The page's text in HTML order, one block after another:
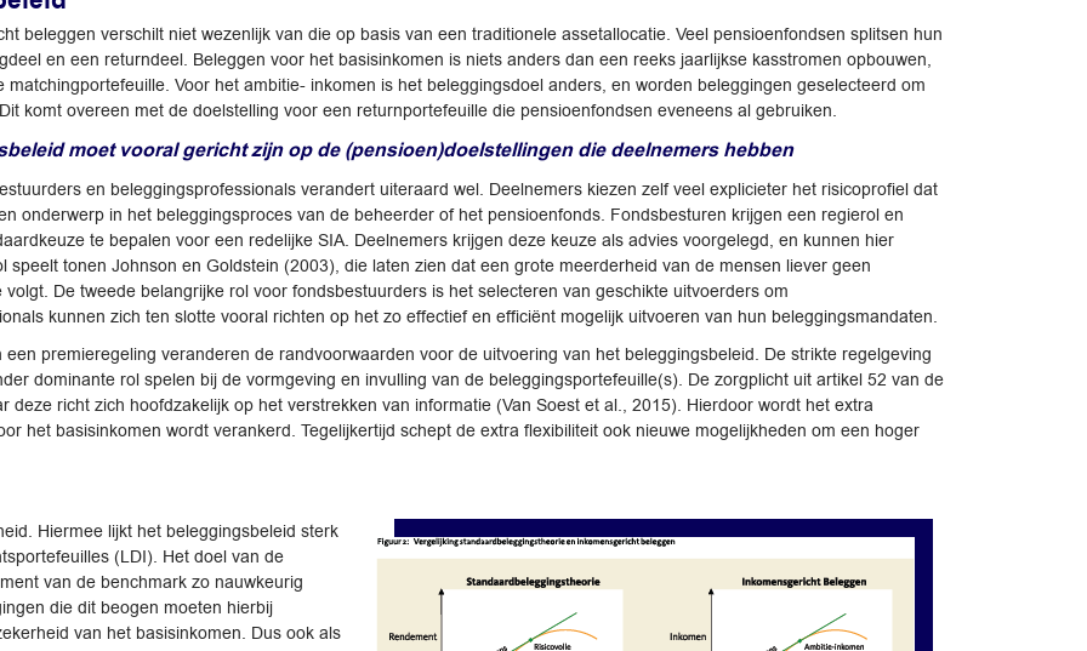
beleggen verschilt niet wezenlijk van die op basis van een traditionele assetallocatie. Veel pensioenfondsen splitsen hun
en een returndeel. Beleggen voor het basisinkomen is niets anders dan een reeks jaarlijkse kasstromen opbouwen,
Voor het ambitie- inkomen is het beleggingsdoel anders, en worden beleggingen geselecteerd om
komt overeen met de doelstelling voor een returnportefeuille die pensioenfondsen eveneens al gebruiken.
moet vooral gericht zijn op de (pensioen)doelstellingen die deelnemers hebben
en beleggingsprofessionals verandert uiteraard wel. Deelnemers kiezen zelf veel explicieter het risicoprofiel dat
onderwerp in het beleggingsproces van de beheerder of het pensioenfonds. Fondsbesturen krijgen een regierol en
te bepalen voor een redelijke SIA. Deelnemers krijgen deze keuze als advies voorgelegd, en kunnen hier
tonen Johnson en Goldstein (2003), die laten zien dat een grote meerderheid van de mensen liever geen
De tweede belangrijke rol voor fondsbestuurders is het selecteren van geschikte uitvoerders om
kunnen zich ten slotte vooral richten op het zo effectief en efficiënt mogelijk uitvoeren van hun beleggingsmandaten.
premieregeling veranderen de randvoorwaarden voor de uitvoering van het beleggingsbeleid. De strikte regelgeving
dominante rol spelen bij de vormgeving en invulling van de beleggingsportefeuille(s). De zorgplicht uit artikel 52 van de
richt zich hoofdzakelijk op het verstrekken van informatie (Van Soest et al., 2015). Hierdoor wordt het extra
het basisinkomen wordt verankerd. Tegelijkertijd schept de extra flexibiliteit ook nieuwe mogelijkheden om een hoger
Hiermee lijkt het beleggingsbeleid sterk
(LDI). Het doel van de
van de benchmark zo nauwkeurig
die dit beogen moeten hierbij
van het basisinkomen. Dus ook als